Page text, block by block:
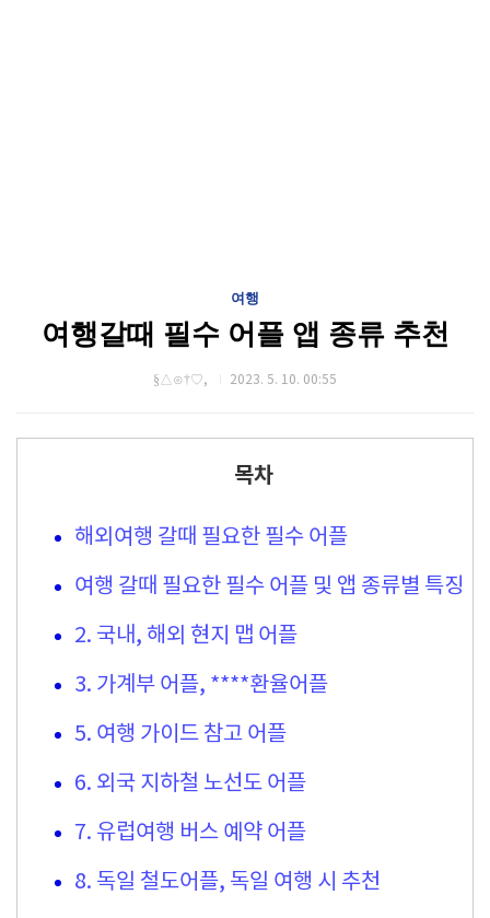
여행
여행갈때 필수 어플 앱 종류 추천
§△⊙†♡, 2023. 5. 10. 00:55
목차
해외여행 갈때 필요한 필수 어플
여행 갈때 필요한 필수 어플 및 앱 종류별 특징
2. 국내, 해외 현지 맵 어플
3. 가계부 어플, ****환율어플
5. 여행 가이드 참고 어플
6. 외국 지하철 노선도 어플
7. 유럽여행 버스 예약 어플
8. 독일 철도어플, 독일 여행 시 추천